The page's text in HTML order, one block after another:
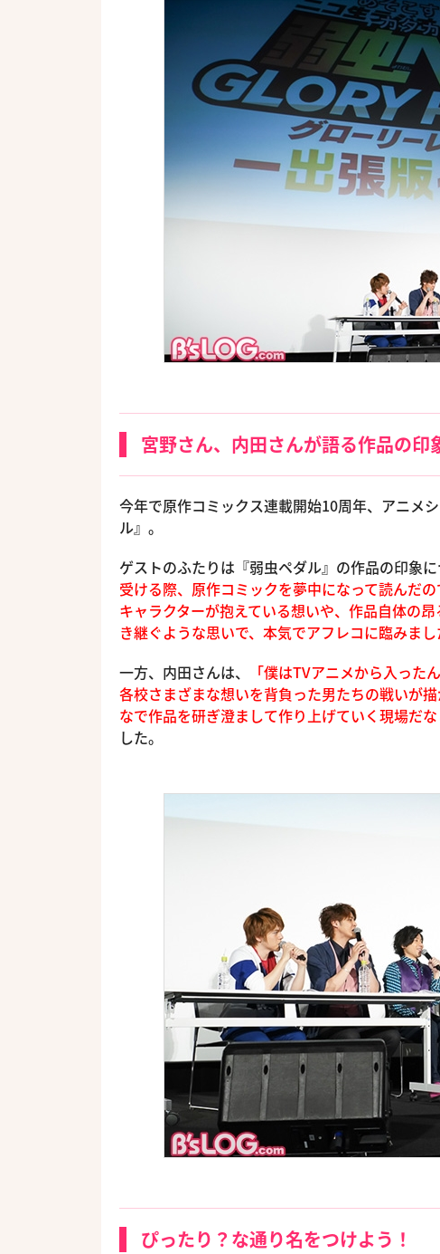
宮野さん、内田さんが語る作品の印
今年で原作コミックス連載開始10周年、アニメ
ル』。
ゲストのふたりは『弱虫ペダル』の作品の印象に
受ける際、原作コミックを夢中になって読んだ
キャラクターが抱えている想いや、作品自体の
き継ぐような思いで、本気でアフレコに臨みまし
一方、内田さんは、
「僕はTVアニメから入った
各校さまざまな想いを背負った男たちの戦いが
なで作品を研ぎ澄まして作り上げていく現場だな
した。
ぴったり？な通り名をつけよう！